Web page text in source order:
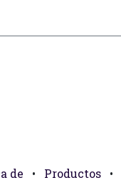
de • Productos •